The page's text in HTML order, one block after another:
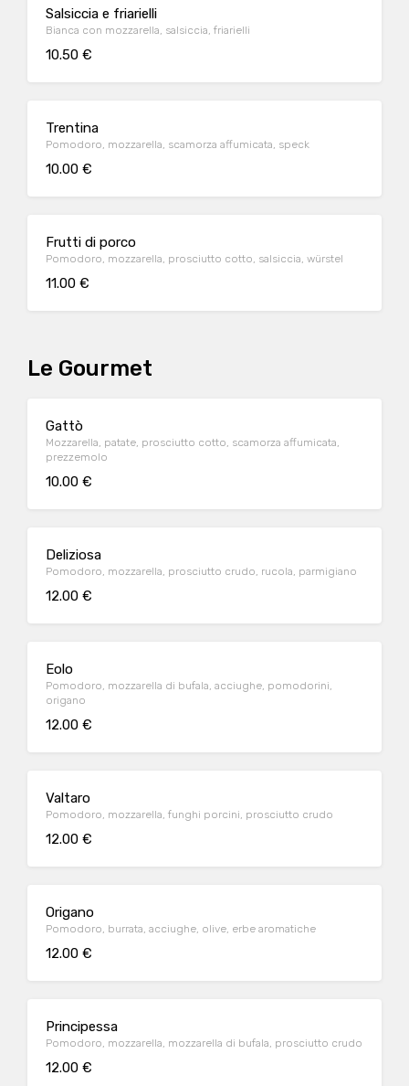
Salsiccia e friarielli
Bianca con mozzarella, salsiccia, friarielli
10.50 €
Trentina
Pomodoro, mozzarella, scamorza affumicata, speck
10.00 €
Frutti di porco
Pomodoro, mozzarella, prosciutto cotto, salsiccia, würstel
11.00 €
Le Gourmet
Gattò
Mozzarella, patate, prosciutto cotto, scamorza affumicata,
prezzemolo
10.00 €
Deliziosa
Pomodoro, mozzarella, prosciutto crudo, rucola, parmigiano
12.00 €
Eolo
Pomodoro, mozzarella di bufala, acciughe, pomodorini,
origano
12.00 €
Valtaro
Pomodoro, mozzarella, funghi porcini, prosciutto crudo
12.00 €
Origano
Pomodoro, burrata, acciughe, olive, erbe aromatiche
12.00 €
Principessa
Pomodoro, mozzarella, mozzarella di bufala, prosciutto crudo
12.00 €